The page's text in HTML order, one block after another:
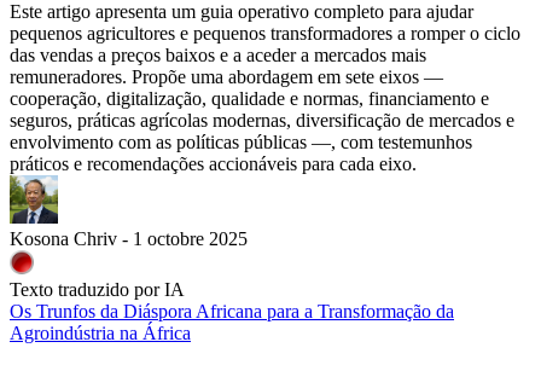
Este artigo apresenta um guia operativo completo para ajudar
pequenos agricultores e pequenos transformadores a romper o ciclo
das vendas a preços baixos e a aceder a mercados mais
remuneradores. Propõe uma abordagem em sete eixos —
cooperação, digitalização, qualidade e normas, financiamento e
seguros, práticas agrícolas modernas, diversificação de mercados e
envolvimento com as políticas públicas —, com testemunhos
práticos e recomendações accionáveis para cada eixo.
Kosona Chriv - 1 octobre 2025
Texto traduzido por IA
Os Trunfos da Diáspora Africana para a Transformação da
Agroindústria na África